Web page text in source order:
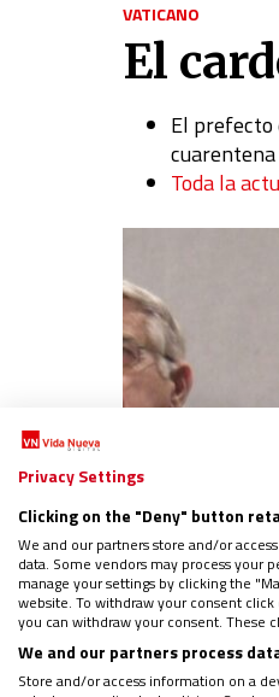
VATICANO
El
El prefecto
Toda la
Privacy Settings
Clicking on the "Deny" button
We and our partners store and/or
data. Some vendors may process your
manage your settings by clicking the
website. To withdraw your consent
you can withdraw your consent. These
We and our partners process
Store and/or access information on a